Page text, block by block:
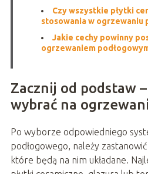
Czy wszystkie płytki
stosowania w ogrzewaniu
Jakie cechy powinny
ogrzewaniem
Zacznij od podstaw
wybrać na
Po wyborze odpowiedniego
podłogowego, należy
które będą na nim układane.